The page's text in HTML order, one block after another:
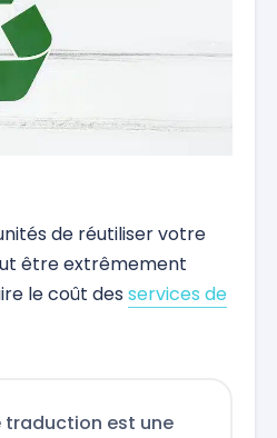
de réutiliser votre
être extrêmement
le coût des services de
traduction est une